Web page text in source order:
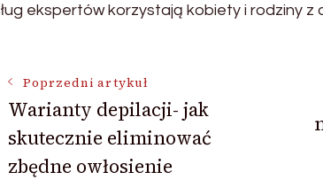
ekspertów korzystają kobiety i rodziny z
Poprzedni artykuł
Warianty depilacji- jak
skutecznie eliminować
zbędne owłosienie